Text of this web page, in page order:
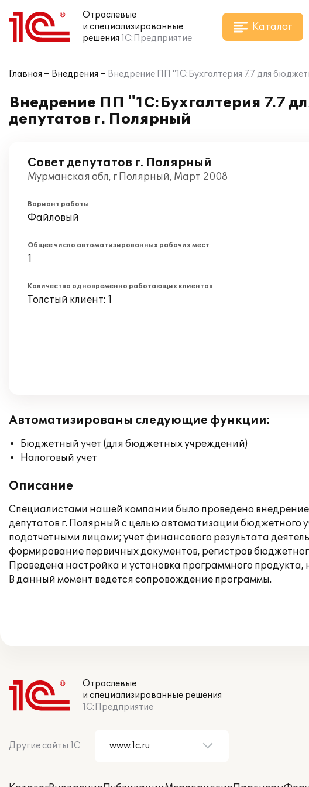
Отраслевые
и специализированные
решения 1С:Предприятие
Каталог
Главная Внедрения Внедрение ПП "1С:Бухгалтерия 7.7 для
Внедрение ПП "1С:Бухгалтерия 7.7
депутатов г. Полярный
Совет депутатов г. Полярный
Мурманская обл, г Полярный, Март 2008
Вариант работы
Файловый
Общее число автоматизированных рабочих мест
1
Количество одновременно работающих клиентов
Толстый клиент: 1
Автоматизированы следующие функции:
Бюджетный учет (для бюджетных учреждений)
Налоговый учет
Описание
Специалистами нашей компании было проведено
депутатов г. Полярный с целью автоматизации бюджетного
подотчетными лицами; учет финансового результата
формирование первичных документов, регистров
Проведена настройка и установка программного
В данный момент ведется сопровождение программы.
Отраслевые
и специализированные решения
1С:Предприятие
Другие сайты 1С